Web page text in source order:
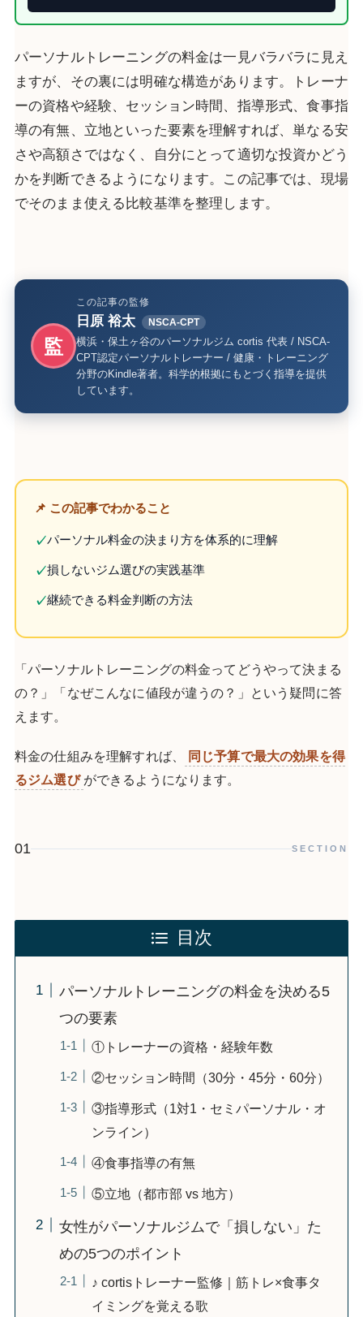
パーソナルトレーニングの料金は一見バラバラに見え
ますが、その裏には明確な構造があります。トレーナ
ーの資格や経験、セッション時間、指導形式、食事指
導の有無、立地といった要素を理解すれば、単なる安
さや高額さではなく、自分にとって適切な投資かどう
かを判断できるようになります。この記事では、現場
でそのまま使える比較基準を整理します。
監
この記事の監修
日原 裕太
NSCA-CPT
横浜・保土ヶ谷のパーソナルジム cortis 代表 / NSCA-
CPT認定パーソナルトレーナー / 健康・トレーニング
分野のKindle著者。科学的根拠にもとづく指導を提供
しています。
📌 この記事でわかること
✓パーソナル料金の決まり方を体系的に理解
✓損しないジム選びの実践基準
✓継続できる料金判断の方法
「パーソナルトレーニングの料金ってどうやって決まる
の？」「なぜこんなに値段が違うの？」という疑問に答
えます。
料金の仕組みを理解すれば、
同じ予算で最大の効果を得
るジム選び ができるようになります。
01 SECTION
目次
パーソナルトレーニングの料金を決める5
つの要素
①トレーナーの資格・経験年数
②セッション時間（30分・45分・60分）
③指導形式（1対1・セミパーソナル・オ
ンライン）
④食事指導の有無
⑤立地（都市部 vs 地方）
女性がパーソナルジムで「損しない」た
めの5つのポイント
♪ cortisトレーナー監修｜筋トレ×食事タ
イミングを覚える歌